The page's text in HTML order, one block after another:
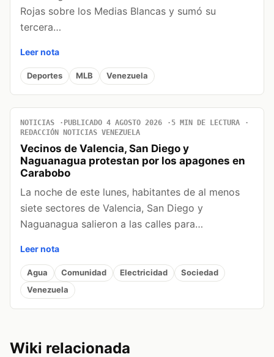
Rojas sobre los Medias Blancas y sumó su
tercera…
Leer nota
Deportes MLB Venezuela
NOTICIAS PUBLICADO 4 AGOSTO 2026
5 MIN DE LECTURA
REDACCIÓN NOTICIAS VENEZUELA
Vecinos de Valencia, San Diego y
Naguanagua protestan por los apagones en
Carabobo
La noche de este lunes, habitantes de al menos
siete sectores de Valencia, San Diego y
Naguanagua salieron a las calles para…
Leer nota
Agua Comunidad Electricidad
Sociedad
Venezuela
Wiki relacionada